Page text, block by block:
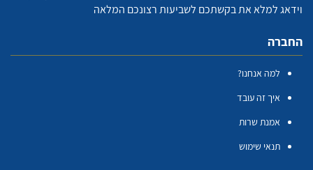
וידאג למלא את בקשתכם לשביעות רצונכם המלאה
החברה
למה אנחנו?
איך זה עובד
אמנת שרות
תנאי שימוש